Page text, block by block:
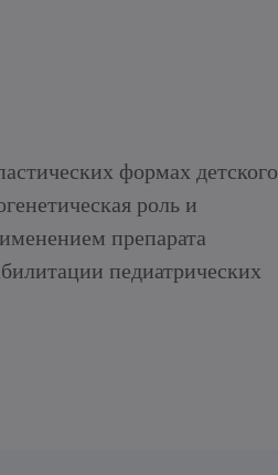
формах детского
роль и
препарата
педиатрических